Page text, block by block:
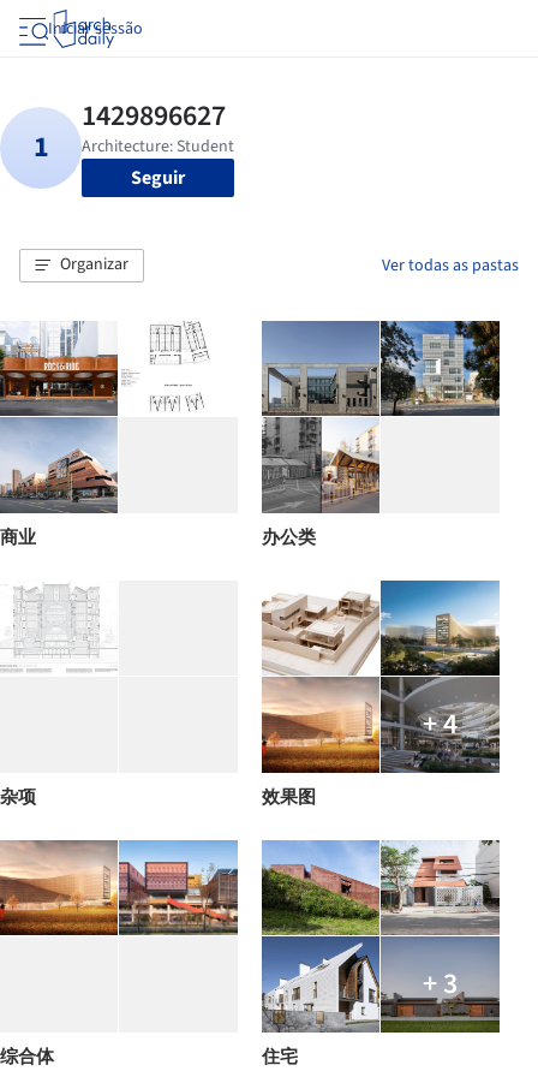
Iniciar sessão
Seguir
Organizar Ver todas as pastas
商业 办公类
杂项
+ 4
效果图
综合体
+ 3
住宅